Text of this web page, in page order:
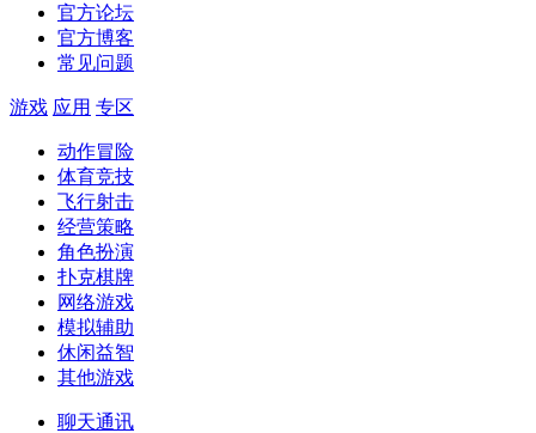
官方论坛
官方博客
常见问题
游戏 应用 专区
动作冒险
体育竞技
飞行射击
经营策略
角色扮演
扑克棋牌
网络游戏
模拟辅助
休闲益智
其他游戏
聊天通讯